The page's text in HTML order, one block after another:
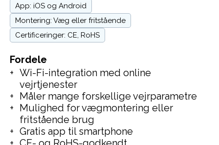
Fordele
Wi-Fi-integration med online
vejrtjenester
Måler mange forskellige vejrparametre
Mulighed for vægmontering eller
fritstående brug
Gratis app til smartphone
App: iOS og Android
Montering: Væg eller fritstående
Certificeringer: CE, RoHS